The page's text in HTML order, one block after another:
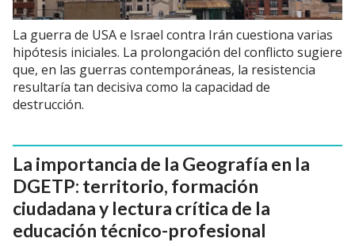
La guerra de USA e Israel contra Irán cuestiona varias
hipótesis iniciales. La prolongación del conflicto sugiere
que, en las guerras contemporáneas, la resistencia
resultaría tan decisiva como la capacidad de
destrucción.
La importancia de la Geografía en la
DGETP: territorio, formación
ciudadana y lectura crítica de la
educación técnico-profesional